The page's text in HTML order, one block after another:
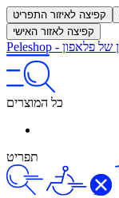
קפיצה לאיזור התפריט
קפיצה לאזור האישי
Peleshop - של פלאפון
כל המוצרים
תפריט